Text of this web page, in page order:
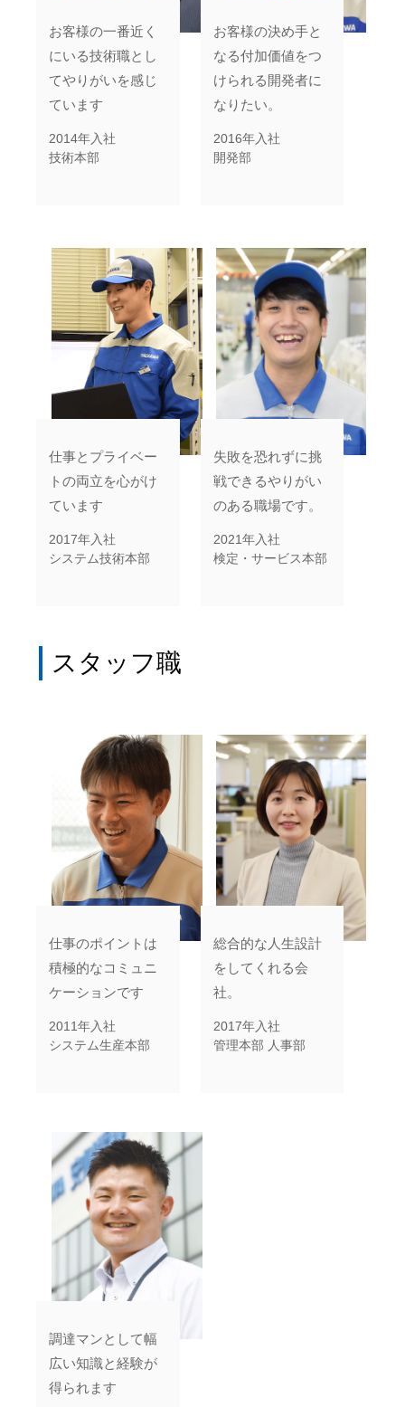
お客様の一番近く
にいる技術職とし
てやりがいを感じ
ています
2014年入社
技術本部
お客様の決め手と
なる付加価値をつ
けられる開発者に
なりたい。
2016年入社
開発部
仕事とプライベー
トの両立を心がけ
ています
2017年入社
システム技術本部
失敗を恐れずに挑
戦できるやりがい
のある職場です。
2021年入社
検定・サービス本部
スタッフ職
仕事のポイントは
積極的なコミュニ
ケーションです
2011年入社
システム生産本部
総合的な人生設計
をしてくれる会
社。
2017年入社
管理本部 人事部
調達マンとして幅
広い知識と経験が
得られます